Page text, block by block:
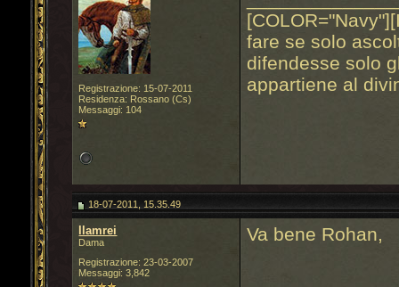
Registrazione: 15-07-2011
Residenza: Rossano (Cs)
Messaggi: 104
fare se solo
difendesse solo
appartiene al
18-07-2011, 15.35.49
llamrei
Dama
Registrazione: 23-03-2007
Messaggi: 3,842
Va bene Rohan,